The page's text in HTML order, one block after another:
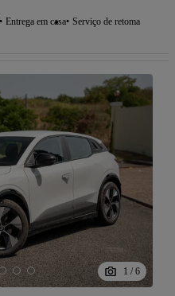
Entrega em casa Serviço de retoma
1 / 6